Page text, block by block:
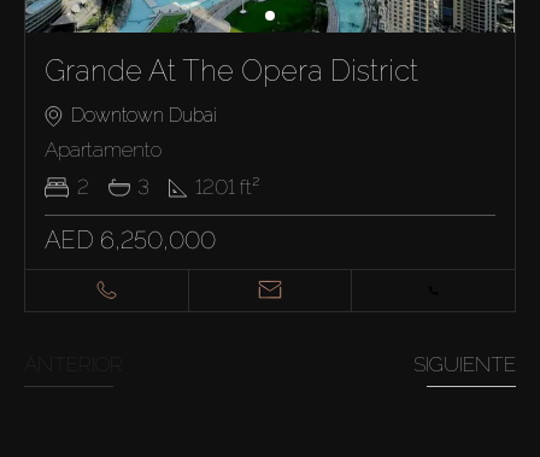
Grande At The Opera District
Downtown Dubai
Apartamento
2
3 1201 ft²
AED 6,250,000
SIGUIENTE